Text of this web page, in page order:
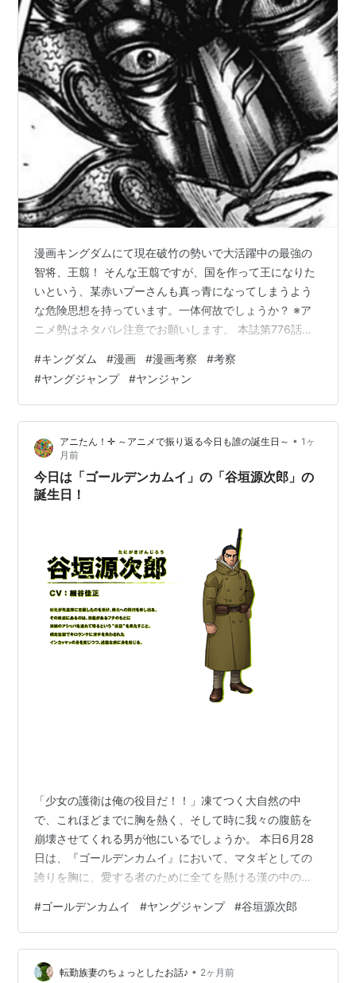
漫画キングダムにて現在破竹の勢いで大活躍中の最強の
智将、王翦！ そんな王翦ですが、国を作って王になりた
いという、某赤いプーさんも真っ青になってしまうよう
な危険思想を持っています。一体何故でしょうか？ ※ア
ニメ勢はネタバレ注意でお願いします。 本誌第776話に
は捕虜になった亜光に対し、「いくら国に忠義を尽くし
て戦っても、その国が負ければ敵に吸収され、かつての
敵に忠義を尽くすことになる。そんなのは馬鹿らしいか
ら私に従え」と言い放ちます。 一見ただの野心家に見え
ますが、これこそが王翦の目指す「国」の正体なので
す。 王翦は「勝つ戦しかしない」男。 つ…
#キングダム #漫画 #漫画考察 #考察
#ヤングジャンプ #ヤンジャン
アニたん！✛ ～アニメで振り返る今日も誰の誕生日～ • 1ヶ
月前
今日は「ゴールデンカムイ」の「谷垣源次郎」の
誕生日！
「少女の護衛は俺の役目だ！！」凍てつく大自然の中
で、これほどまでに胸を熱く、そして時に我々の腹筋を
崩壊させてくれる男が他にいるでしょうか。 本日6月28
日は、『ゴールデンカムイ』において、マタギとしての
誇りを胸に、愛する者のために全てを懸ける漢の中の
ン」枠を独走する、谷垣源次郎（谷垣ニシパ）の生誕祭
です！谷垣ニシパ、お誕生日おめでとう！！ 引用元：
CHARACTER -TVアニメ「ゴールデンカムイ」公式サイ
ト- 彼の魅力を一言で表すなら、「大真面目すぎるがゆえ
#ゴールデンカムイ #ヤングジャンプ #谷垣源次郎
転勤族妻のちょっとしたお話♪ • 2ヶ月前